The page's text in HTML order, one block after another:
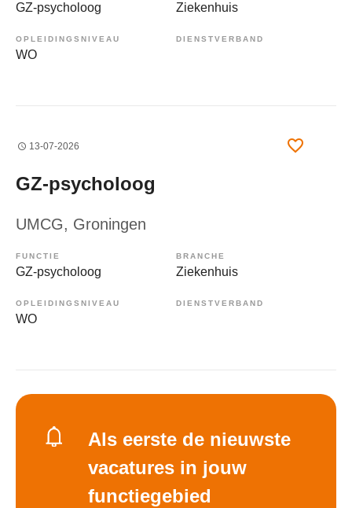
GZ-psycholoog Ziekenhuis
OPLEIDINGSNIVEAU
WO
DIENSTVERBAND
13-07-2026
GZ-psycholoog
UMCG, Groningen
FUNCTIE
GZ-psycholoog
BRANCHE
Ziekenhuis
OPLEIDINGSNIVEAU
WO
DIENSTVERBAND
Als eerste de nieuwste
vacatures in jouw
functiegebied